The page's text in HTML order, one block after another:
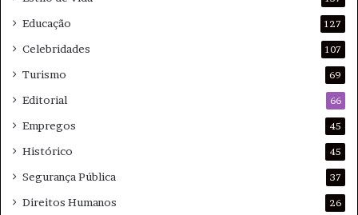
Educação 127
Celebridades 107
Turismo 69
Editorial 66
Empregos 45
Histórico 45
Segurança Pública 37
Direitos Humanos 26